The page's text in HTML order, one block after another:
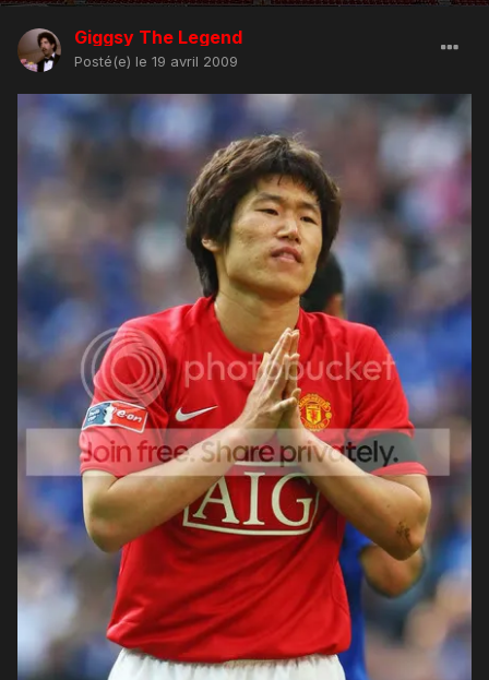
Giggsy The Legend
Posté(e) le 19 avril 2009